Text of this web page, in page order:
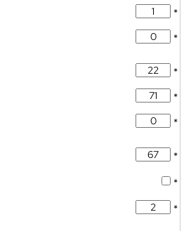
*
*
*
*
*
*
*
*